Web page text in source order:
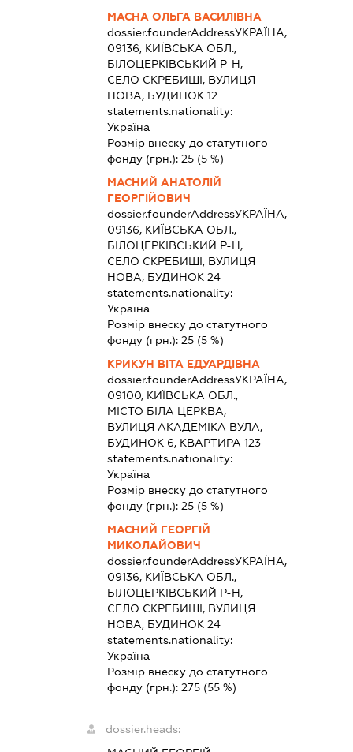
МАСНА ОЛЬГА ВАСИЛІВНА
dossier.founderAddressУКРАЇНА,
09136, КИЇВСЬКА ОБЛ.,
БІЛОЦЕРКІВСЬКИЙ Р-Н,
СЕЛО СКРЕБИШІ, ВУЛИЦЯ
НОВА, БУДИНОК 12
statements.nationality:
Україна
Розмір внеску до статутного
фонду (грн.): 25(5 %)
МАСНИЙ АНАТОЛІЙ
ГЕОРГІЙОВИЧ
dossier.founderAddressУКРАЇНА,
09136, КИЇВСЬКА ОБЛ.,
БІЛОЦЕРКІВСЬКИЙ Р-Н,
СЕЛО СКРЕБИШІ, ВУЛИЦЯ
НОВА, БУДИНОК 24
statements.nationality:
Україна
Розмір внеску до статутного
фонду (грн.): 25(5 %)
КРИКУН ВІТА ЕДУАРДІВНА
dossier.founderAddressУКРАЇНА,
09100, КИЇВСЬКА ОБЛ.,
МІСТО БІЛА ЦЕРКВА,
ВУЛИЦЯ АКАДЕМІКА ВУЛА,
БУДИНОК 6, КВАРТИРА 123
statements.nationality:
Україна
Розмір внеску до статутного
фонду (грн.): 25(5 %)
МАСНИЙ ГЕОРГІЙ
МИКОЛАЙОВИЧ
dossier.founderAddressУКРАЇНА,
09136, КИЇВСЬКА ОБЛ.,
БІЛОЦЕРКІВСЬКИЙ Р-Н,
СЕЛО СКРЕБИШІ, ВУЛИЦЯ
НОВА, БУДИНОК 24
statements.nationality:
Україна
Розмір внеску до статутного
фонду (грн.): 275(55 %)
dossier.heads: